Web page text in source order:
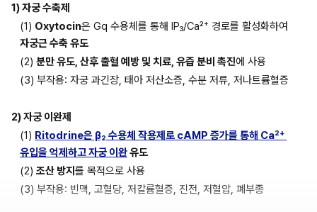
1) 자궁 수축제
(1) Oxytocin
자궁근 수축 유도
(2) 분만 유도, 산후 출혈 예방 및 치료, 유즙 분비 촉진에 사용
(3) 부작용: 자궁 과긴장, 태아 저산소증, 수분 저류, 저나트륨혈증
2) 자궁 이완제
(1) Ritodrine은 β₂ 수용체 작용제로 cAMP 증가를 통해 Ca²⁺
유입을 억제하고 자궁 이완 유도
(2) 조산 방지 를 목적으로 사용
(3) 부작용: 빈맥, 고혈당, 저칼륨혈증, 진전, 저혈압, 폐부종